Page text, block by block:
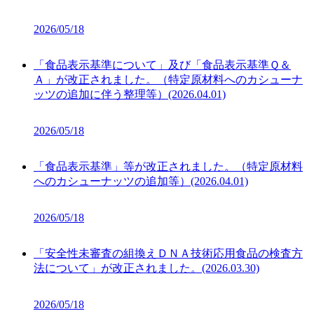
2026/05/18
「食品表示基準について」及び「食品表示基準Ｑ＆
Ａ」が改正されました。（特定原材料へのカシューナ
ッツの追加に伴う整理等）(2026.04.01)
2026/05/18
「食品表示基準」等が改正されました。（特定原材料
へのカシューナッツの追加等）(2026.04.01)
2026/05/18
「安全性未審査の組換えＤＮＡ技術応用食品の検査方
法について」が改正されました。(2026.03.30)
2026/05/18